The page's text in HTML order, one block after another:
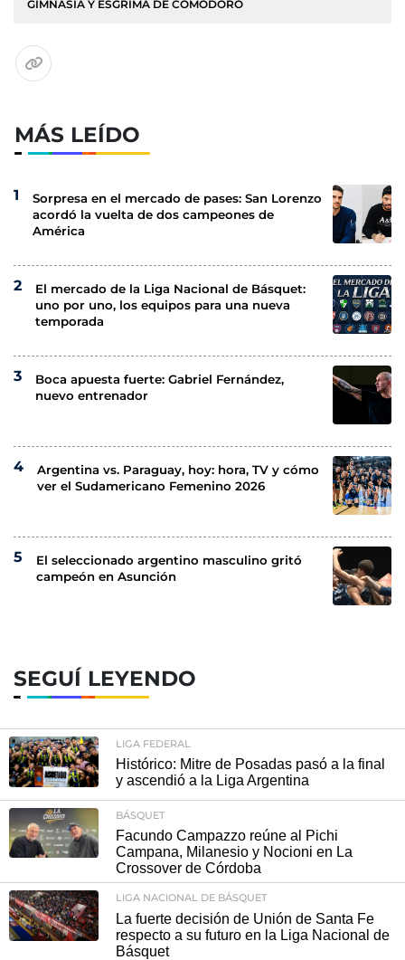
GIMNASIA Y ESGRIMA DE COMODORO
MÁS LEÍDO
Sorpresa en el mercado de pases: San Lorenzo
acordó la vuelta de dos campeones de
América
El mercado de la Liga Nacional de Básquet:
uno por uno, los equipos para una nueva
temporada
Boca apuesta fuerte: Gabriel Fernández,
nuevo entrenador
Argentina vs. Paraguay, hoy: hora, TV y cómo
ver el Sudamericano Femenino 2026
El seleccionado argentino masculino gritó
campeón en Asunción
SEGUÍ LEYENDO
LIGA FEDERAL
Histórico: Mitre de Posadas pasó a la final
y ascendió a la Liga Argentina
BÁSQUET
Facundo Campazzo reúne al Pichi
Campana, Milanesio y Nocioni en La
Crossover de Córdoba
LIGA NACIONAL DE BÁSQUET
La fuerte decisión de Unión de Santa Fe
respecto a su futuro en la Liga Nacional de
Básquet